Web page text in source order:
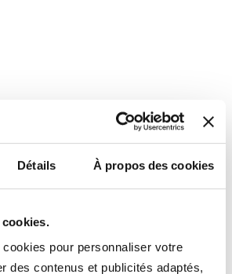
Détails À propos des cookies
pour personnaliser votre
des contenus et publicités adaptés,